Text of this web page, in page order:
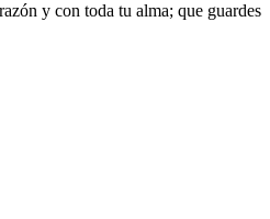
y con toda tu alma; que guardes